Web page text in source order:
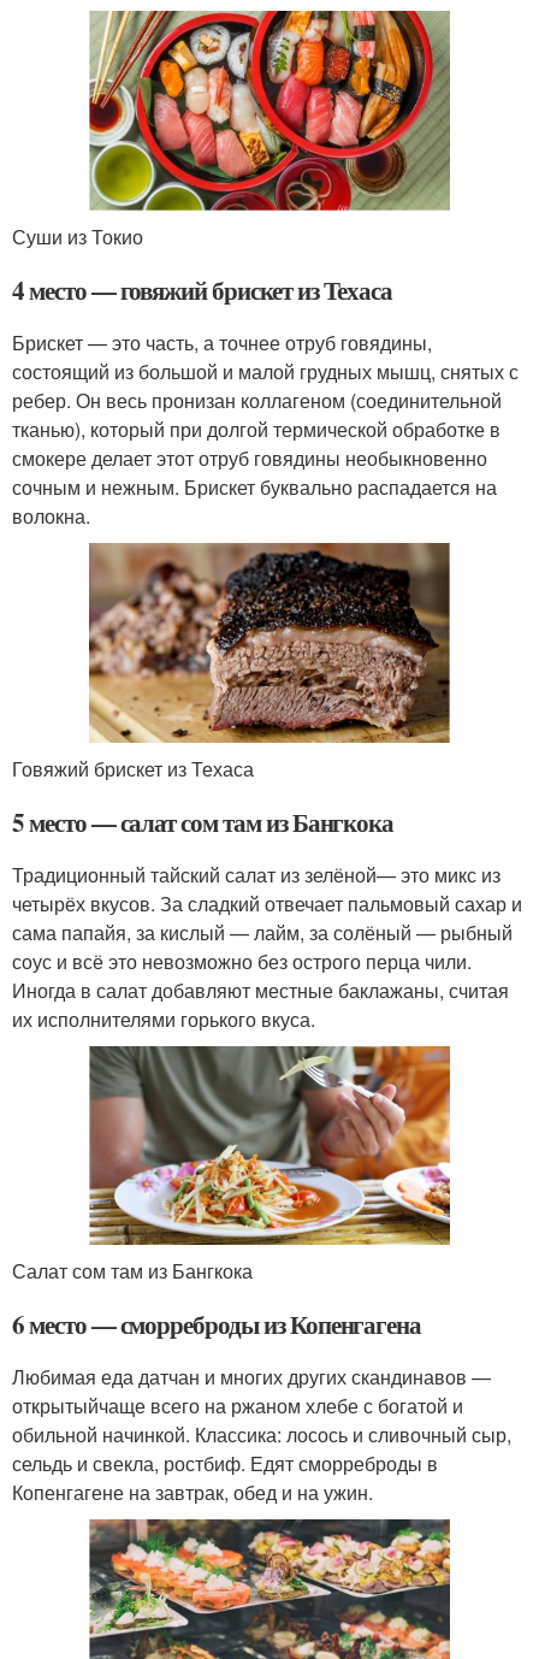
Суши из Токио
4 место — говяжий брискет из Техаса
Брискет — это часть, а точнее отруб говядины,
состоящий из большой и малой грудных мышц, снятых с
ребер. Он весь пронизан коллагеном (соединительной
тканью), который при долгой термической обработке в
смокере делает этот отруб говядины необыкновенно
сочным и нежным. Брискет буквально распадается на
волокна.
Говяжий брискет из Техаса
5 место — салат сом там из Бангкока
Традиционный тайский салат из зелёной— это микс из
четырёх вкусов. За сладкий отвечает пальмовый сахар и
сама папайя, за кислый — лайм, за солёный — рыбный
соус и всё это невозможно без острого перца чили.
Иногда в салат добавляют местные баклажаны, считая
их исполнителями горького вкуса.
Салат сом там из Бангкока
6 место — сморреброды из Копенгагена
Любимая еда датчан и многих других скандинавов —
открытыйчаще всего на ржаном хлебе с богатой и
обильной начинкой. Классика: лосось и сливочный сыр,
сельдь и свекла, ростбиф. Едят сморреброды в
Копенгагене на завтрак, обед и на ужин.